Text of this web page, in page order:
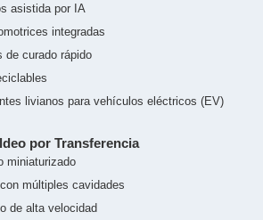
asistida por IA
integradas
de curado rápido
livianos para vehículos eléctricos (EV)
por Transferencia
miniaturizado
múltiples cavidades
de alta velocidad